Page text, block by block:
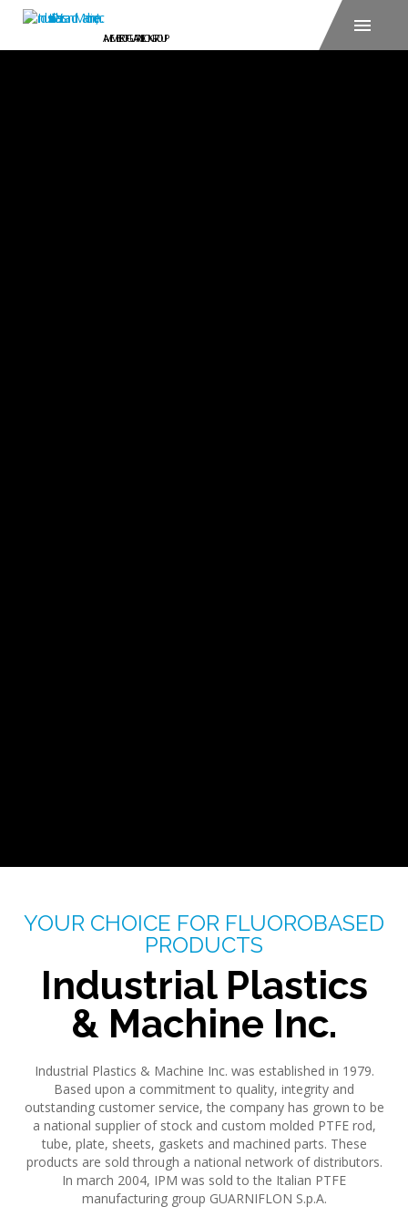
YOUR CHOICE FOR FLUOROBASED
PRODUCTS
Industrial Plastics
& Machine Inc.
Industrial Plastics & Machine Inc. was established in 1979.
Based upon a commitment to quality, integrity and
outstanding customer service, the company has grown to be
a national supplier of stock and custom molded PTFE rod,
tube, plate, sheets, gaskets and machined parts. These
products are sold through a national network of distributors.
In march 2004, IPM was sold to the Italian PTFE
manufacturing group GUARNIFLON S.p.A.